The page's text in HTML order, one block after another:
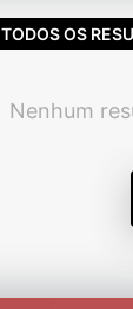
TODOS OS
Nenhum